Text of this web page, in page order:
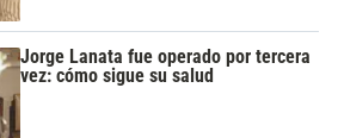
Jorge Lanata fue operado por tercera
vez: cómo sigue su salud